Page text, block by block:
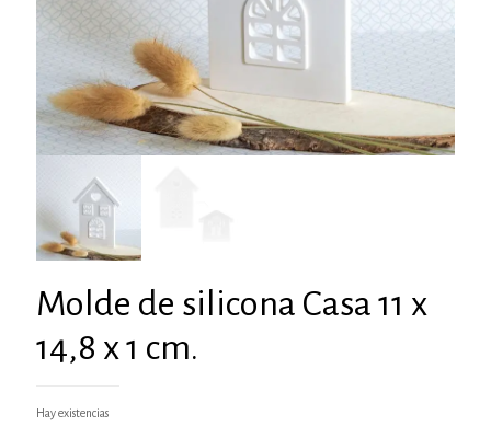
Molde de silicona Casa 11 x
14,8 x 1 cm.
Hay existencias